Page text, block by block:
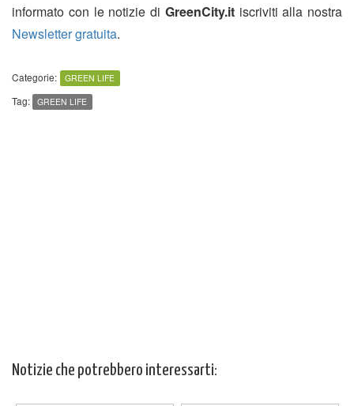
informato con le notizie di GreenCity.itiscriviti alla nostra
Newsletter gratuita.
Categorie: GREEN LIFE
Tag: GREEN LIFE
Notizie che potrebbero interessarti: